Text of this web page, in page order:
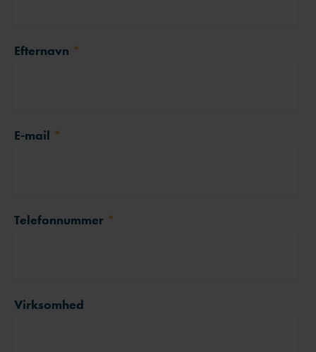
Efternavn *
E-mail *
Telefonnummer *
Virksomhed